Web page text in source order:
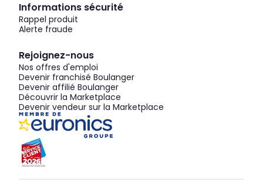
Informations sécurité
Rappel produit
Alerte fraude
Rejoignez-nous
Nos offres d'emploi
Devenir franchisé Boulanger
Devenir affilié Boulanger
Découvrir la Marketplace
Devenir vendeur sur la Marketplace